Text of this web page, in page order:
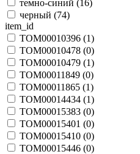
темно-синий (16)
черный (74)
item_id
TOM00010396 (1)
TOM00010478 (0)
TOM00010479 (1)
TOM00011849 (0)
TOM00011865 (1)
TOM00014434 (1)
TOM00015383 (0)
TOM00015401 (0)
TOM00015410 (0)
TOM00015446 (0)